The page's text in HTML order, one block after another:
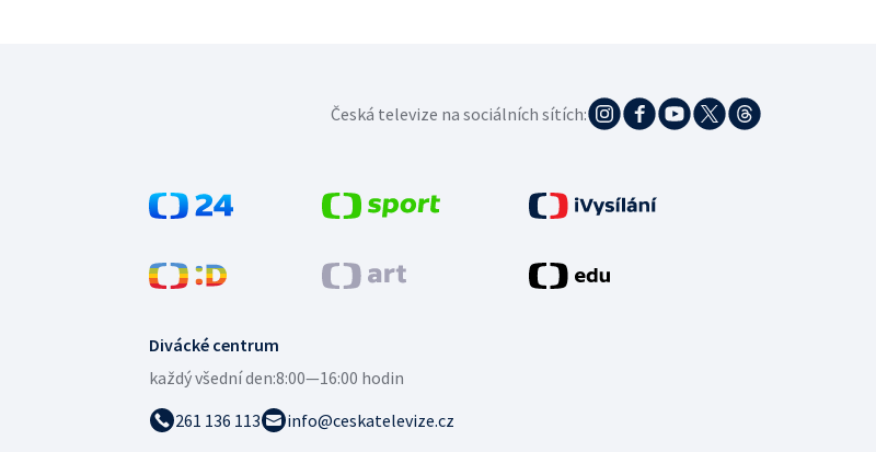
Divácké centrum
každý všední den:8:00—16:00 hodin
261 136 113
info@ceskatelevize.cz
Česká televize na sociálních sítích: